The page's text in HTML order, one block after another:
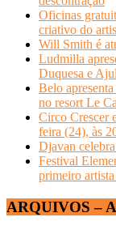
Oficinas
criativo do
Will Smith é
Ludmilla
Duquesa e
Belo
no resort Le
Circo Crescer
feira (24), às
Djavan
Festival
primeiro
ARQUIVOS –